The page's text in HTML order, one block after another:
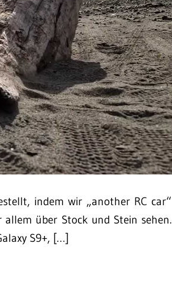
indem wir „another RC car“
über Stock und Stein sehen.
S9+, […]